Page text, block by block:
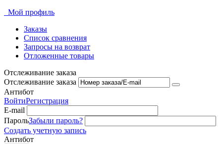
Мой профиль
Заказы
Список сравнения
Запросы на возврат
Отложенные товары
Отслеживание заказа
Отслеживание заказа
Антибот
ВойтиРегистрация
E-mail
ПарольЗабыли пароль?
Создать учетную запись
Антибот